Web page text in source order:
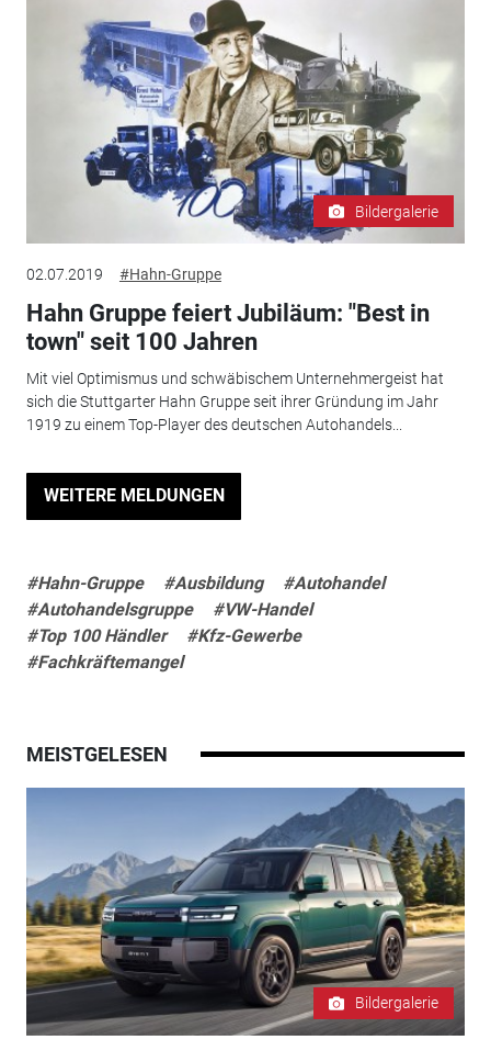
Bildergalerie
02.07.2019 #Hahn-Gruppe
Hahn Gruppe feiert Jubiläum: "Best in
town" seit 100 Jahren
Mit viel Optimismus und schwäbischem Unternehmergeist hat
sich die Stuttgarter Hahn Gruppe seit ihrer Gründung im Jahr
1919 zu einem Top-Player des deutschen Autohandels...
WEITERE MELDUNGEN
#Hahn-Gruppe #Ausbildung
#Autohandel
#Autohandelsgruppe
#VW-Handel
#Top 100 Händler
#Kfz-Gewerbe
#Fachkräftemangel
MEISTGELESEN
Bildergalerie